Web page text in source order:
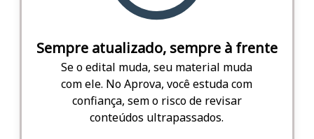
Sempre atualizado, sempre à frente
Se o edital muda, seu material muda
com ele. No Aprova, você estuda com
confiança, sem o risco de revisar
conteúdos ultrapassados.